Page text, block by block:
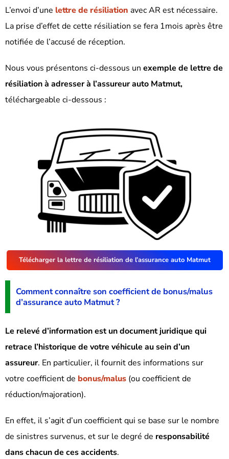
L’envoi d’une lettre de résiliation avec AR est nécessaire.
La prise d’effet de cette résiliation se fera 1mois après être
notifiée de l’accusé de réception.
Nous vous présentons ci-dessous un exemple de lettre de
résiliation à adresser à l’assureur auto Matmut,
téléchargeable ci-dessous :
Télécharger la lettre de résiliation de l’assurance auto Matmut
Comment connaître son coefficient de bonus/malus
d’assurance auto Matmut ?
Le relevé d’information est un document juridique qui
retrace l’historique de votre véhicule au sein d’un
assureur. En particulier, il fournit des informations sur
votre coefficient de bonus/malus (ou coefficient de
réduction/majoration).
En effet, il s’agit d’un coefficient qui se base sur le nombre
de sinistres survenus, et sur le degré de responsabilité
dans chacun de ces accidents.